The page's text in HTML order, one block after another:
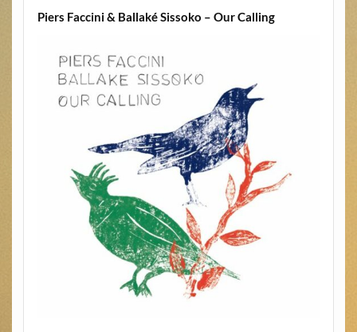
Piers Faccini & Ballaké Sissoko – Our Calling